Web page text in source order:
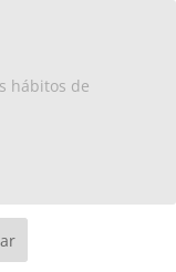
hábitos de